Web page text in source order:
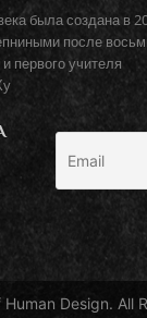
была создана в
после
первого учителя
Design. All